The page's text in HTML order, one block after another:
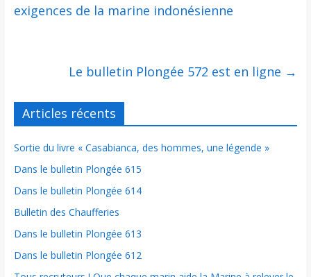
exigences de la marine indonésienne
Le bulletin Plongée 572 est en ligne →
Articles récents
Sortie du livre « Casabianca, des hommes, une légende »
Dans le bulletin Plongée 615
Dans le bulletin Plongée 614
Bulletin des Chaufferies
Dans le bulletin Plongée 613
Dans le bulletin Plongée 612